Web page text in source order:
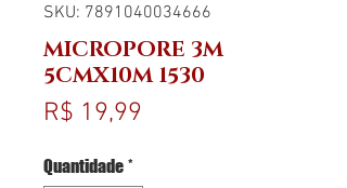
SKU: 7891040034666
MICROPORE 3M
5CMX10M 1530
R$ 19,99
Quantidade *